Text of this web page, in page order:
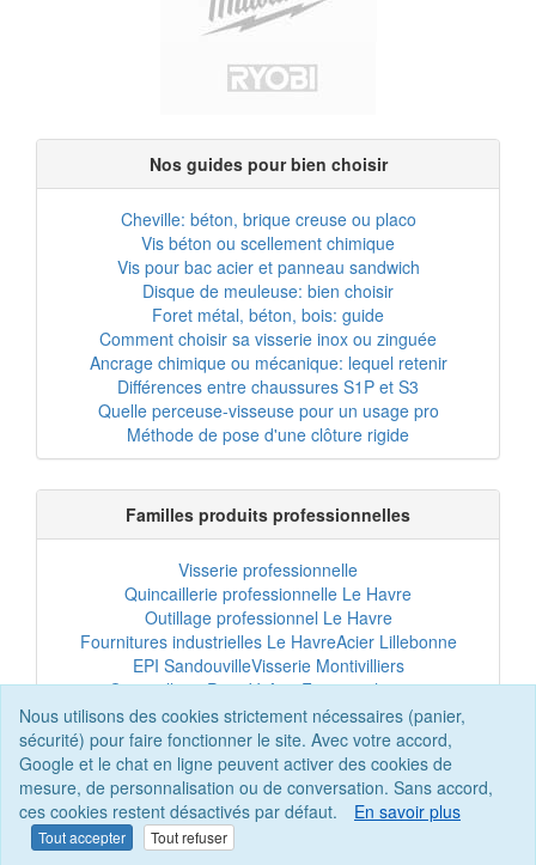
Nous utilisons des cookies strictement nécessaires (panier,
sécurité) pour faire fonctionner le site. Avec votre accord,
Google et le chat en ligne peuvent activer des cookies de
mesure, de personnalisation ou de conversation. Sans accord,
ces cookies restent désactivés par défaut.
En savoir plus
Tout accepter Tout refuser
Nos guides pour bien choisir
Cheville: béton, brique creuse ou placo
Vis béton ou scellement chimique
Vis pour bac acier et panneau sandwich
Disque de meuleuse: bien choisir
Foret métal, béton, bois: guide
Comment choisir sa visserie inox ou zinguée
Ancrage chimique ou mécanique: lequel retenir
Différences entre chaussures S1P et S3
Quelle perceuse-visseuse pour un usage pro
Méthode de pose d'une clôture rigide
Familles produits professionnelles
Visserie professionnelle
Quincaillerie professionnelle Le Havre
Outillage professionnel Le Havre
Fournitures industrielles Le HavreAcier Lillebonne
EPI SandouvilleVisserie Montivilliers
Quincaillerie Port-JérômeFixation chantier
EPI professionnelOutillage maintenance
Acier professionnelTôles et bardage
Scellement chimiqueClôtures Le Havre